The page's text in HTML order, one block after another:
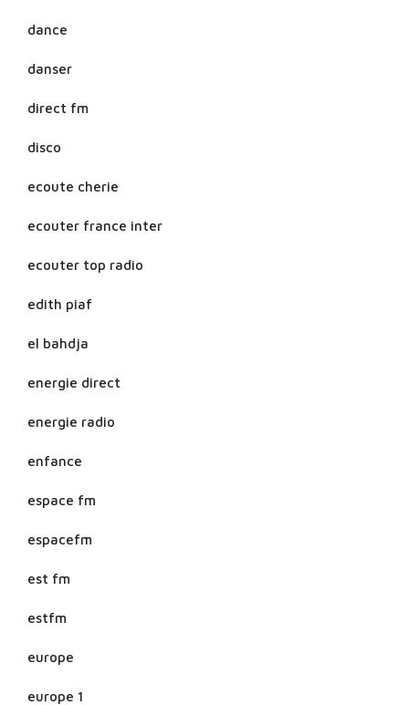
dance
danser
direct fm
disco
ecoute cherie
ecouter france inter
ecouter top radio
edith piaf
el bahdja
energie direct
energie radio
enfance
espace fm
espacefm
est fm
estfm
europe
europe 1